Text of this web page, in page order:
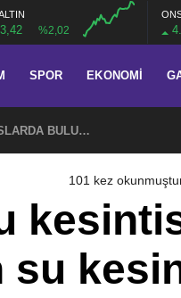
%2,02
SPOR EKONOMI
CHP EYÜPSULTAN İLÇE ÖRGÜTÜ ÜYELERİ ANKARA’DA TEMASLARDA BULUNDU
101 kez
su